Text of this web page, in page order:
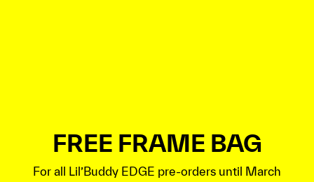
FREE FRAME BAG
For all Lil’Buddy EDGE pre-orders until March